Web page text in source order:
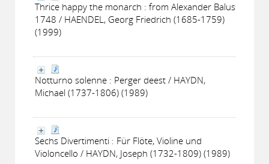
Thrice happy the monarch : from Alexander Balus
1748 / HAENDEL, Georg Friedrich (1685-1759)
(1999)
Notturno solenne : Perger deest / HAYDN,
Michael (1737-1806) (1989)
Sechs Divertimenti : Für Flöte, Violine und
Violoncello / HAYDN, Joseph (1732-1809) (1989)